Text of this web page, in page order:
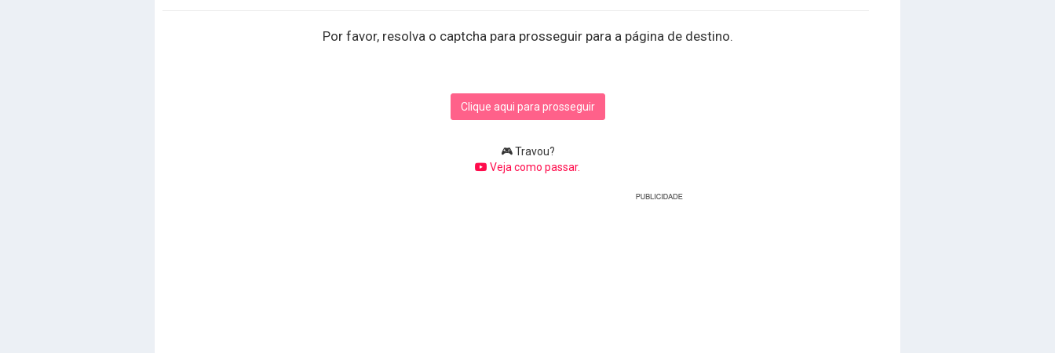
Por favor, resolva o captcha para prosseguir para a página de destino.
Clique aqui para prosseguir
🎮 Travou?
Veja como passar.